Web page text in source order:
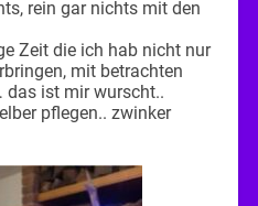
rein gar nichts mit den
Zeit die ich hab nicht nur
mit betrachten
das ist mir wurscht..
pflegen.. zwinker